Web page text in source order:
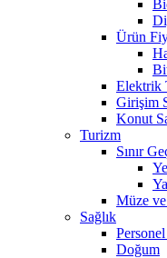
Ürün
Elektrik
Girişim
Konut
Turizm
Sınır
Müze
Sağlık
Doğum